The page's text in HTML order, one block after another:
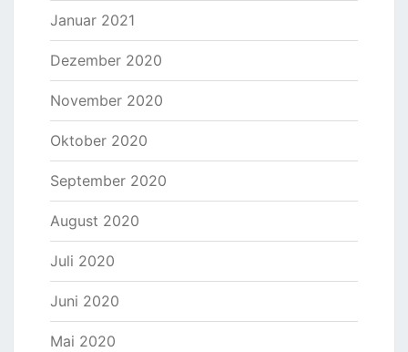
Januar 2021
Dezember 2020
November 2020
Oktober 2020
September 2020
August 2020
Juli 2020
Juni 2020
Mai 2020